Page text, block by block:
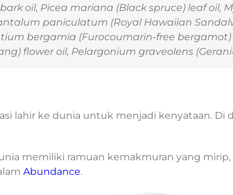
oil, Picea mariana (Black spruce) leaf oil,
paniculatum (Royal Hawaiian
bergamia (Furocoumarin-free bergamot)
flower oil, Pelargonium graveolens
lahir ke dunia untuk menjadi kenyataan.
memiliki ramuan kemakmuran yang
Abundance.